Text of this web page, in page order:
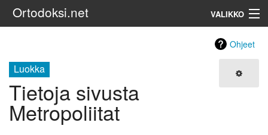
Ortodoksi.net VALIKKO
Ohjeet
Luokka
Tietoja sivusta
Metropoliitat